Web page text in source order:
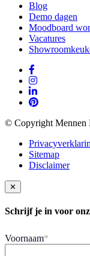
Blog
Demo dagen
Moodboard
Vacatures
© Copyright Mennen
Sitemap
Disclaimer
✕
Schrijf je in voor
Voornaam*